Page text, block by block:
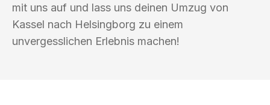
mit uns auf und lass uns deinen Umzug von
Kassel nach Helsingborg zu einem
unvergesslichen Erlebnis machen!